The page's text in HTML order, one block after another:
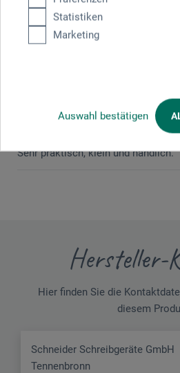
Statistiken
Marketing
Auswahl bestätigen
JETZT PRODUKT
Produkt: Kleine Folienlupe - 3-fache
Sehr praktisch, klein und handlich.
Hersteller-
Hier finden Sie die
diesem
Schneider Schreibgeräte GmbH
Tennenbronn